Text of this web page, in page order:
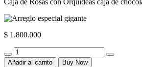
Caja de Rosas con Orquideas caja de
$ 1.800.000
Quantity
Añadir al carrito Buy Now